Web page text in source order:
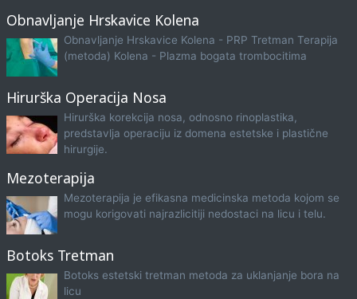
Obnavljanje Hrskavice Kolena
Obnavljanje Hrskavice Kolena - PRP Tretman Terapija
(metoda) Kolena - Plazma bogata trombocitima
Hirurška Operacija Nosa
Hirurška korekcija nosa, odnosno rinoplastika,
predstavlja operaciju iz domena estetske i plastične
hirurgije.
Mezoterapija
Mezoterapija je efikasna medicinska metoda kojom se
mogu korigovati najrazlicitiji nedostaci na licu i telu.
Botoks Tretman
Botoks estetski tretman metoda za uklanjanje bora na
licu